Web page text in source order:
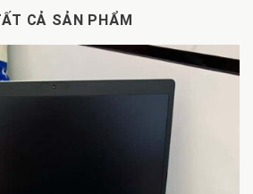
CẢ SẢN PHẨM